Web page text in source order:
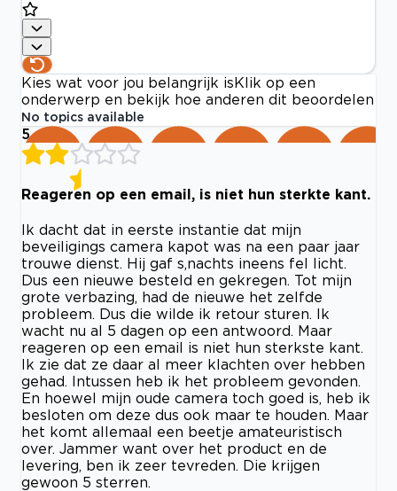
Kies wat voor jou belangrijk is Klik op een
onderwerp en bekijk hoe anderen dit beoordelen
No topics available
5
Reageren op een email, is niet hun sterkte kant.
Ik dacht dat in eerste instantie dat mijn
beveiligings camera kapot was na een paar jaar
trouwe dienst. Hij gaf s,nachts ineens fel licht.
Dus een nieuwe besteld en gekregen. Tot mijn
grote verbazing, had de nieuwe het zelfde
probleem. Dus die wilde ik retour sturen. Ik
wacht nu al 5 dagen op een antwoord. Maar
reageren op een email is niet hun sterkste kant.
Ik zie dat ze daar al meer klachten over hebben
gehad. Intussen heb ik het probleem gevonden.
En hoewel mijn oude camera toch goed is, heb ik
besloten om deze dus ook maar te houden. Maar
het komt allemaal een beetje amateuristisch
over. Jammer want over het product en de
levering, ben ik zeer tevreden. Die krijgen
gewoon 5 sterren.